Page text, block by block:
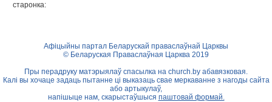
старонка:
Афіцыйны партал Беларускай праваслаўнай Царквы
© Беларуская Праваслаўная Царква 2019
Пры перадруку матэрыялаў спасылка на church.by абавязковая.
Калі вы хочаце задаць пытанне ці выказаць свае меркаванне з нагоды сайта
або артыкулаў,
напішыце нам, скарыстаўшыся паштовай формай.